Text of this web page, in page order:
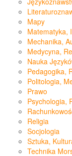
Mapy
Matematyka,
Mechanika,
Medycyna,
Nauka
Pedagogika,
Politologia,
Prawo
Psychologia,
Religia
Socjologia
Sztuka,
Technika